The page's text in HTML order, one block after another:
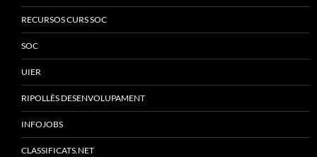
RECURSOS CURS SOC
SOC
UIER
RIPOLLÈS DESENVOLUPAMENT
INFOJOBS
CLASSIFICATS.NET